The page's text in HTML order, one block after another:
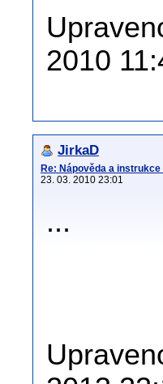
2010
JirkaD
Re: Nápověda a
23. 03. 2010 23:01
...